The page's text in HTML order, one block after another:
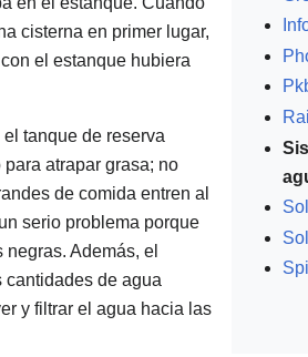
cisterna en primer lugar,
el estanque hubiera
tanque de reserva
atrapar grasa; no
de comida entren al
serio problema porque
Además, el
cantidades de agua
y filtrar el agua hacia las